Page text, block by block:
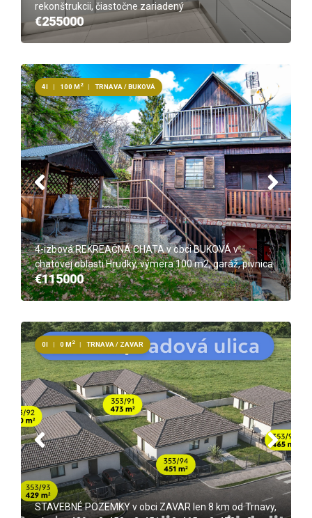
rekonštrukcii, čiastočne zariadený
€255000
4-izbová REKREAČNÁ CHATA v obci BUKOVÁ v
chatovej oblasti Hrudky, výmera 100 m2, garáž, pivnica
€115000
4I | 100 M 2 | TRNAVA / BUKOVÁ
STAVEBNÉ POZEMKY v obci ZAVAR len 8 km od Trnavy,
0I | 0 M 2 | TRNAVA / ZAVAR